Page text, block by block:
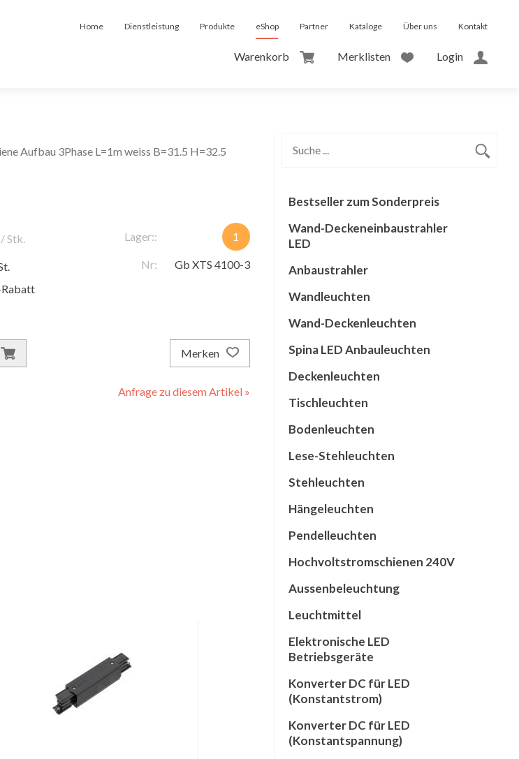
Home Dienstleistung Produkte eShop Partner Kataloge Über uns Kontakt
Warenkorb Merklisten Login
Aufbau 3Phase L=1m weiss B=31.5 H=32.5
/ Stk.
Rabatt
Lager:: 1
Nr: Gb XTS 4100-3
Merken
Anfrage zu diesem Artikel »
Bestseller zum Sonderpreis
Wand-Deckeneinbaustrahler
LED
Anbaustrahler
Wandleuchten
Wand-Deckenleuchten
Spina LED Anbauleuchten
Deckenleuchten
Tischleuchten
Bodenleuchten
Lese-Stehleuchten
Stehleuchten
Hängeleuchten
Pendelleuchten
Hochvoltstromschienen 240V
Aussenbeleuchtung
Leuchtmittel
Elektronische LED
Betriebsgeräte
Konverter DC für LED
(Konstantstrom)
Konverter DC für LED
(Konstantspannung)